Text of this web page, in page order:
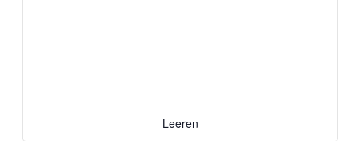
Leeren